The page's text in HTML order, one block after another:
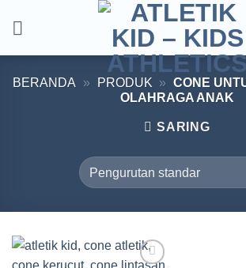
BERANDA » PRODUK » CONE
OLAHRAGA ANAK
SARING